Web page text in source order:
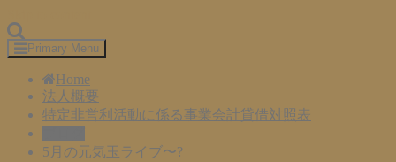
Primary Menu
Home
法人概要
特定非営利活動に係る事業会計貸借対照表
5月の元気玉ライブ〜?